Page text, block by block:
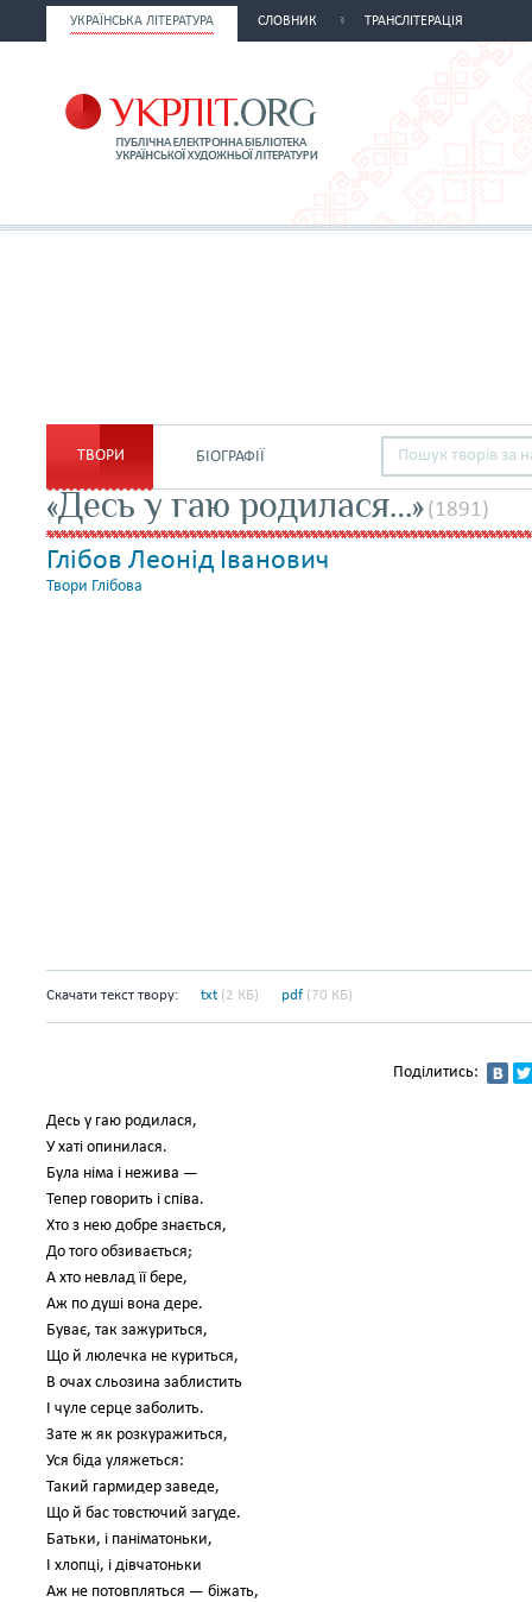
УКРАЇНСЬКА ЛІТЕРАТУРА СЛОВНИК ТРАНСЛІТЕРАЦІЯ
ТВОРИ БІОГРАФІЇ
«Десь у гаю родилася…» (1891)
Глібов Леонід Іванович
Твори Глібова
Скачати текст твору: txt (2 КБ) pdf (70 КБ)
Поділитись:
Десь у гаю родилася,
У хаті опинилася.
Була німа і нежива —
Тепер говорить і співа.
Хто з нею добре знається,
До того обзивається;
А хто невлад її бере,
Аж по душі вона дере.
Буває, так зажуриться,
Що й люлечка не куриться,
В очах сльозина заблистить
І чуле серце заболить.
Зате ж як розкуражиться,
Уся біда уляжеться:
Такий гармидер заведе,
Що й бас товстючий загуде.
Батьки, і паніматоньки,
І хлопці, і дівчатоньки
Аж не потовпляться — біжать,